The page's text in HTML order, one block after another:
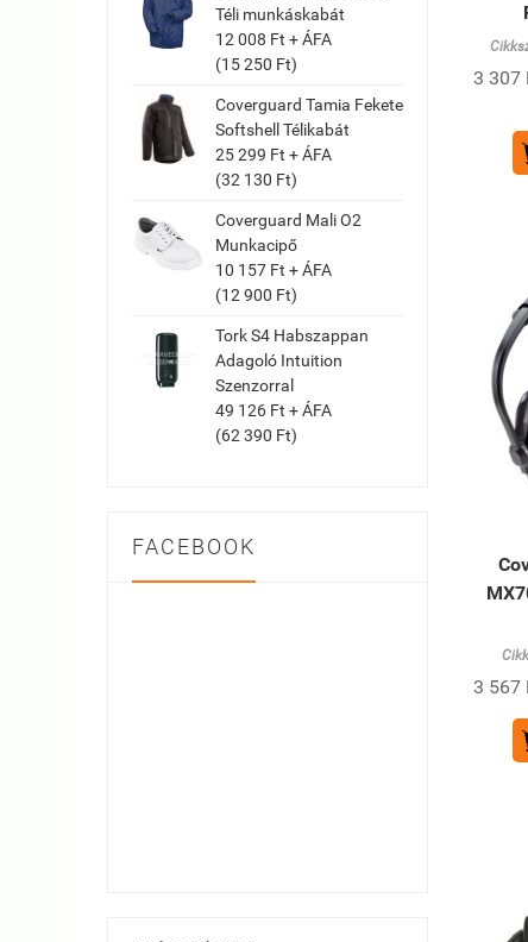
Téli munkáskabát
12 008 Ft + ÁFA
(15 250 Ft)
Coverguard Tamia Fekete
Softshell Télikabát
25 299 Ft + ÁFA
(32 130 Ft)
Coverguard Mali O2
Munkacipő
10 157 Ft + ÁFA
(12 900 Ft)
Tork S4 Habszappan
Adagoló Intuition
Szenzorral
49 126 Ft + ÁFA
(62 390 Ft)
FACEBOOK
3 307
3 567